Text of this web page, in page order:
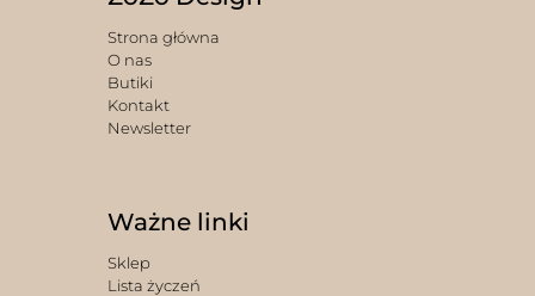
Strona główna
O nas
Butiki
Kontakt
Newsletter
Ważne linki
Sklep
Lista życzeń